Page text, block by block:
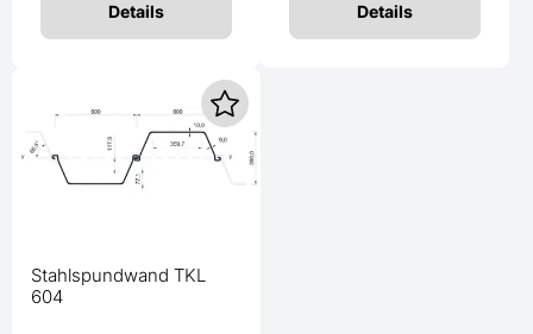
Details Details
Stahlspundwand TKL
604